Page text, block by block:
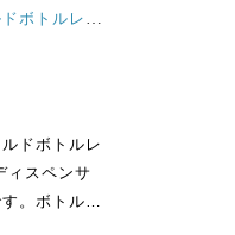
逆浸透のためのメンテナンスのヒントフィルター付きのホットおよびコールドボトルレスウォーターディスペンサー
ドボトルレ
ィスペンサ
。ボトルを